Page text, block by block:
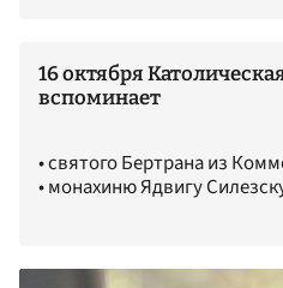
16 октября
вспоминает
• святого Бертрана из
• монахиню Ядвигу